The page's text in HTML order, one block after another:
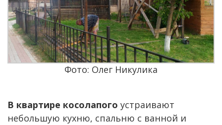
Фото: Олег Никулика
В квартире косолапого устраивают
небольшую кухню, спальню с ванной и